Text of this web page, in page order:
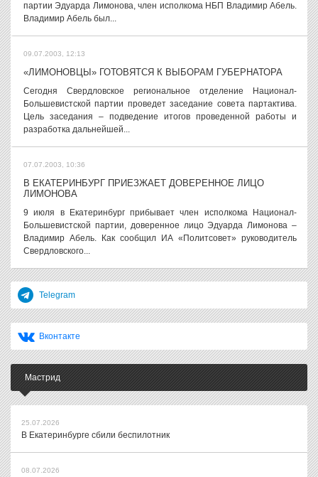
партии Эдуарда Лимонова, член исполкома НБП Владимир Абель.
Владимир Абель был...
09.07.2003, 12:13
«ЛИМОНОВЦЫ» ГОТОВЯТСЯ К ВЫБОРАМ ГУБЕРНАТОРА
Сегодня Свердловское региональное отделение Национал-
Большевистской партии проведет заседание совета партактива.
Цель заседания – подведение итогов проведенной работы и
разработка дальнейшей...
07.07.2003, 10:36
В ЕКАТЕРИНБУРГ ПРИЕЗЖАЕТ ДОВЕРЕННОЕ ЛИЦО
ЛИМОНОВА
9 июля в Екатеринбург прибывает член исполкома Национал-
Большевистской партии, доверенное лицо Эдуарда Лимонова –
Владимир Абель. Как сообщил ИА «Политсовет» руководитель
Свердловского...
Telegram
Вконтакте
Мастрид
25.07.2026
В Екатеринбурге сбили беспилотник
08.07.2026